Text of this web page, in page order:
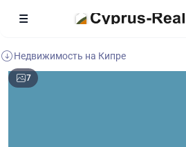
Недвижимость на Кипре
7